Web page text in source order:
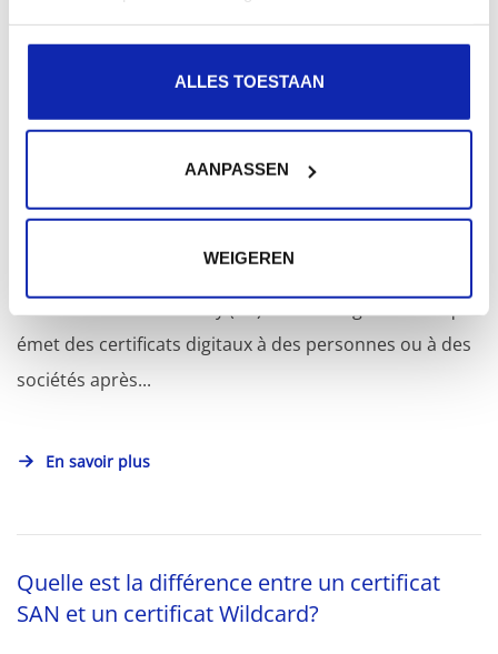
ALLES TOESTAAN
AANPASSEN
WEIGEREN
émet des certificats digitaux à des personnes ou à des
sociétés après...
En savoir plus
Quelle est la différence entre un certificat
SAN et un certificat Wildcard?